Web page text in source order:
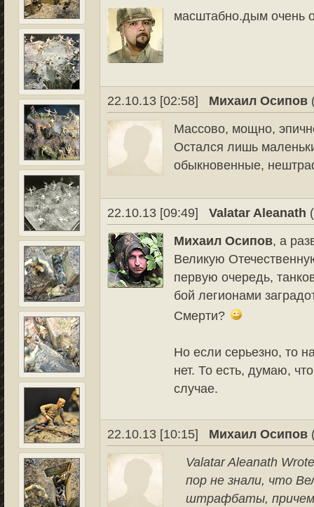
масштабно.дым очень
22.10.13 [02:58] Михаил Осипов
Массово, мощно,
Остался лишь
обыкновенные,
22.10.13 [09:49] Valatar Aleanath
Михаил Осипов, а
Великую
первую очередь,
бой легионами
Смерти?
Но если серьезно, то
нет. То есть, думаю,
случае.
22.10.13 [10:15] Михаил Осипов
Valatar Aleanath
пор не знали, что
штрафбаты, причем,